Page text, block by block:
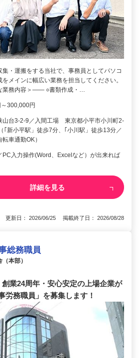
集・運搬をする当社で、事務員としてパソコ
をメインに幅広い業務を担当してください。
務内容＞―― ○書類作成・…
300,000円
山台3-2-9／入間工場 東京都小平市小川町2-
｢新小平駅」徒歩7分、｢小川駅」徒歩13分／
車通勤OK）
PC入力操作(Word、Excelなど）が出来れば
詳細を見る
更新日： 2026/06/25 掲載終了日： 2026/08/28
総務職員
本部）
業24周年・安心安定の上場企業が
労務職員」を募集します！